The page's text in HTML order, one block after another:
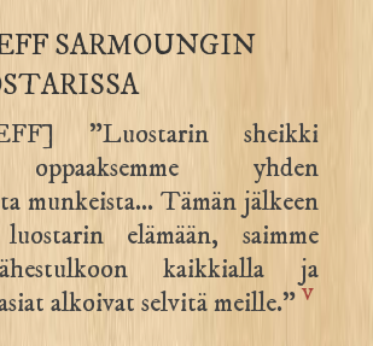
SARMOUNGIN
”Luostarin sheikki
yhden
munkeista… Tämän jälkeen
elämään, saimme
kaikkialla ja
alkoivat selvitä meille.”v